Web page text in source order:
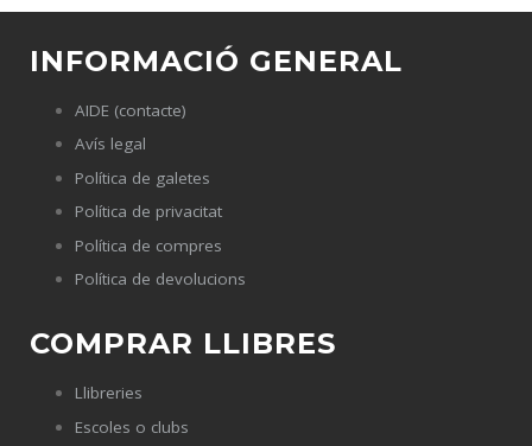
INFORMACIÓ GENERAL
AIDE (contacte)
Avís legal
Política de galetes
Política de privacitat
Política de compres
Política de devolucions
COMPRAR LLIBRES
Llibreries
Escoles o clubs